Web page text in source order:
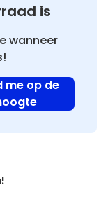
is
wanneer
me op de